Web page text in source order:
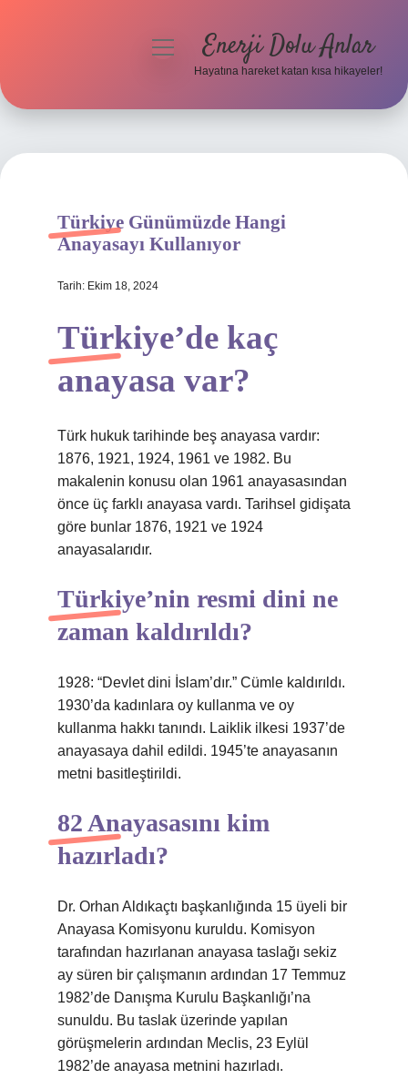
Hakkımızda
menüyüEnerji Dolu Anlar
Hayatına hareket katan kısa hikayeler!
Türkiye Günümüzde Hangi
Anayasayı Kullanıyor
Tarih: Ekim 18, 2024
Türkiye’de kaç
anayasa var?
Türk hukuk tarihinde beş anayasa vardır:
1876, 1921, 1924, 1961 ve 1982. Bu
makalenin konusu olan 1961 anayasasından
önce üç farklı anayasa vardı. Tarihsel gidişata
göre bunlar 1876, 1921 ve 1924
anayasalarıdır.
Türkiye’nin resmi dini ne
zaman kaldırıldı?
1928: “Devlet dini İslam’dır.” Cümle kaldırıldı.
1930’da kadınlara oy kullanma ve oy
kullanma hakkı tanındı. Laiklik ilkesi 1937’de
anayasaya dahil edildi. 1945’te anayasanın
metni basitleştirildi.
82 Anayasasını kim
hazırladı?
Dr. Orhan Aldıkaçtı başkanlığında 15 üyeli bir
Anayasa Komisyonu kuruldu. Komisyon
tarafından hazırlanan anayasa taslağı sekiz
ay süren bir çalışmanın ardından 17 Temmuz
1982’de Danışma Kurulu Başkanlığı’na
sunuldu. Bu taslak üzerinde yapılan
görüşmelerin ardından Meclis, 23 Eylül
1982’de anayasa metnini hazırladı.